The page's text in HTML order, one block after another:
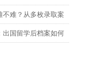
不难？从多枚录取案
求
出国留学后档案如何